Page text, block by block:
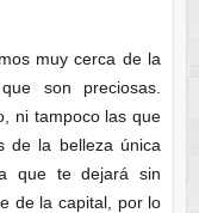
muy cerca de la
son preciosas.
ni tampoco las que
de la belleza única
que te dejará sin
de la capital, por lo